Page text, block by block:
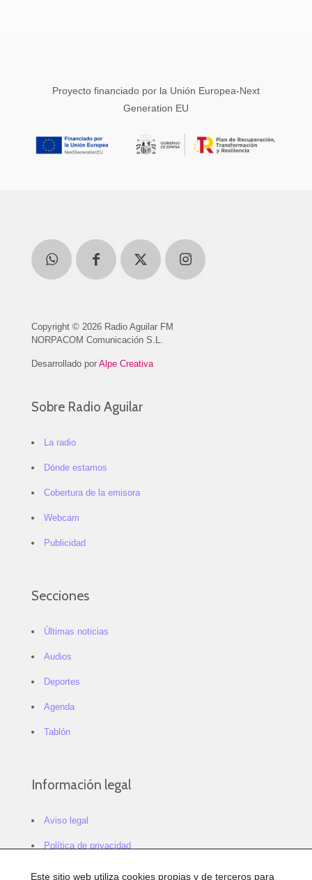
Proyecto financiado por la Unión Europea-Next
Generation EU
Copyright © 2026 Radio Aguilar FM
NORPACOM Comunicación S.L.
Desarrollado por Alpe Creativa
Sobre Radio Aguilar
La radio
Dónde estamos
Cobertura de la emisora
Webcam
Publicidad
Secciones
Últimas noticias
Audios
Deportes
Agenda
Tablón
Información legal
Aviso legal
Política de privacidad
Política de cookies
Este sitio web utiliza cookies propias y de terceros para